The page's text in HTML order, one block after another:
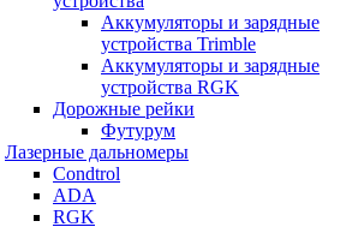
Аккумуляторы и зарядные
устройства Trimble
Аккумуляторы и зарядные
устройства RGK
Дорожные рейки
Футурум
Лазерные дальномеры
Condtrol
ADA
RGK